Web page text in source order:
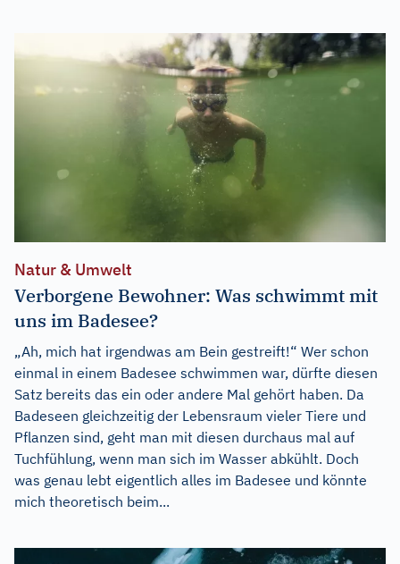
Natur & Umwelt
Verborgene Bewohner: Was schwimmt mit
uns im Badesee?
„Ah, mich hat irgendwas am Bein gestreift!“ Wer schon
einmal in einem Badesee schwimmen war, dürfte diesen
Satz bereits das ein oder andere Mal gehört haben. Da
Badeseen gleichzeitig der Lebensraum vieler Tiere und
Pflanzen sind, geht man mit diesen durchaus mal auf
Tuchfühlung, wenn man sich im Wasser abkühlt. Doch
was genau lebt eigentlich alles im Badesee und könnte
mich theoretisch beim...